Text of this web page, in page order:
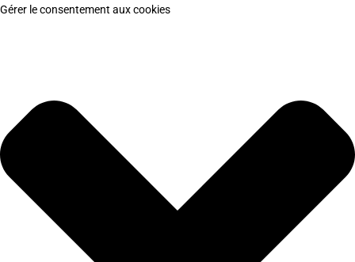
Gérer le consentement aux cookies